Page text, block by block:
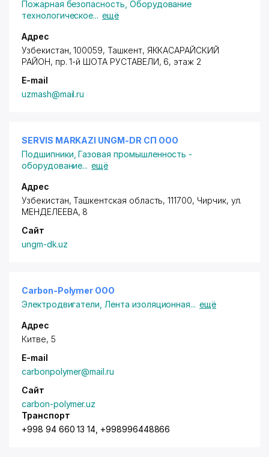
Пожарная безопасность Оборудование
технологическое... ещё
Адрес
Узбекистан, 100059, Ташкент, ЯККАСАРАЙСКИЙ
РАЙОН, пр. 1-й ШОТА РУСТАВЕЛИ, 6, этаж 2
E-mail
uzmash@mail.ru
SERVIS MARKAZI UNGM-DR СП ООО
Подшипники ,Газовая промышленность -
оборудование... ещё
Адрес
Узбекистан, Ташкентская область, 111700, Чирчик, ул.
МЕНДЕЛЕЕВА, 8
Сайт
ungm-dk.uz
Carbon-Polymer OOO
Электродвигатели Лента изоляционная... ещё
Адрес
Китве, 5
E-mail
carbonpolymer@mail.ru
Сайт
carbon-polymer.uz
Транспорт
+998 94 660 13 14, +998996448866